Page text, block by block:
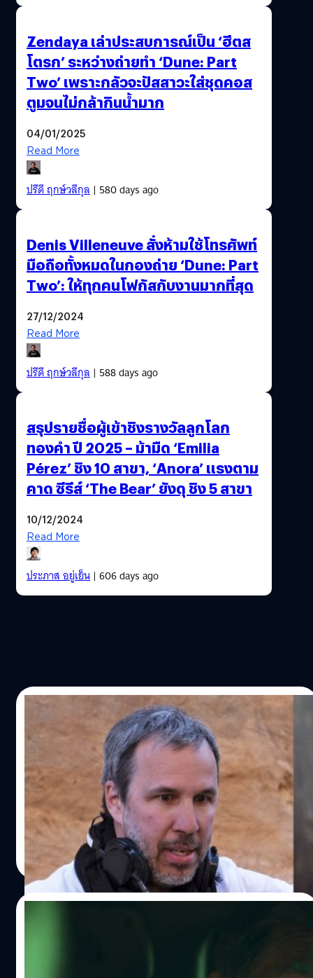
Zendaya เล่าประสบการณ์เป็น ‘ฮีตส
โตรก’ ระหว่างถ่ายทำ ‘Dune: Part
Two’ เพราะกลัวจะปัสสาวะใส่ชุดคอส
ตูมจนไม่กล้ากินน้ำมาก
04/01/2025
Read More
ปรีดี ฤกษ์วลีกุล| 580 days ago
Denis Villeneuve สั่งห้ามใช้โทรศัพท์
มือถือทั้งหมดในกองถ่าย ‘Dune: Part
Two’: ให้ทุกคนโฟกัสกับงานมากที่สุด
27/12/2024
Read More
ปรีดี ฤกษ์วลีกุล| 588 days ago
สรุปรายชื่อผู้เข้าชิงรางวัลลูกโลก
ทองคำ ปี 2025 – ม้ามืด ‘Emilia
Pérez’ ชิง 10 สาขา, ‘Anora’ แรงตาม
คาด ซีรีส์ ‘The Bear’ ยังดุ ชิง 5 สาขา
10/12/2024
Read More
ประภาส อยู่เย็น| 606 days ago
27/11/2024
Denis Villeneuve ผู้กำกับ ‘Dune’ ไม่คิดจะ
สร้าง ‘Star Wars’ เพราะเชื่อว่าทุกอย่างพัง
ทลายไปตั้งแต่ ‘Return of the Jedi’ แล้ว
เดอนีส วีลเนิฟว์ เปิดเผยว่าเขาโตมากับภาพยนตร์ 'Star Wars'
แต่ในมุมมองของเขานั้น แฟรนไชส์เดินไปผิดทางตั้งแต่ปี 1983
ปรีดี ฤกษ์วลีกุล| 618 days ago
Read More
ชั่วโมงไม่เว้นแม้แต่ตอนนอน หลังจากเคยอม